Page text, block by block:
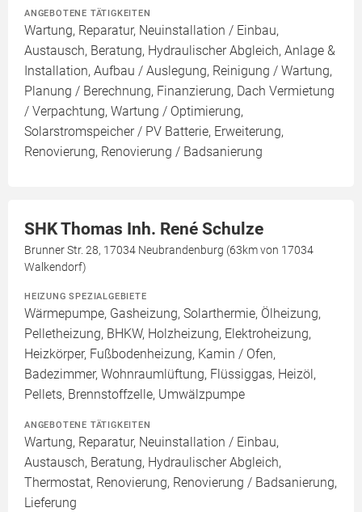
ANGEBOTENE TÄTIGKEITEN
Wartung, Reparatur, Neuinstallation / Einbau,
Austausch, Beratung, Hydraulischer Abgleich, Anlage &
Installation, Aufbau / Auslegung, Reinigung / Wartung,
Planung / Berechnung, Finanzierung, Dach Vermietung
/ Verpachtung, Wartung / Optimierung,
Solarstromspeicher / PV Batterie, Erweiterung,
Renovierung, Renovierung / Badsanierung
SHK Thomas Inh. René Schulze
Brunner Str. 28, 17034 Neubrandenburg (63km von 17034
Walkendorf)
HEIZUNG SPEZIALGEBIETE
Wärmepumpe, Gasheizung, Solarthermie, Ölheizung,
Pelletheizung, BHKW, Holzheizung, Elektroheizung,
Heizkörper, Fußbodenheizung, Kamin / Ofen,
Badezimmer, Wohnraumlüftung, Flüssiggas, Heizöl,
Pellets, Brennstoffzelle, Umwälzpumpe
ANGEBOTENE TÄTIGKEITEN
Wartung, Reparatur, Neuinstallation / Einbau,
Austausch, Beratung, Hydraulischer Abgleich,
Thermostat, Renovierung, Renovierung / Badsanierung,
Lieferung